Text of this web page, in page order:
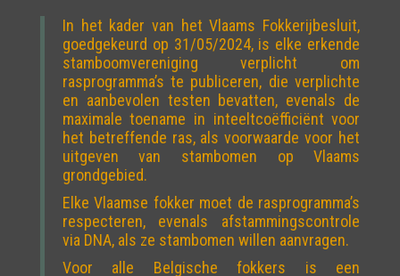
In het kader van het Vlaams Fokkerijbesluit,
goedgekeurd op 31/05/2024, is elke erkende
stamboomvereniging verplicht om
rasprogramma’s te publiceren, die verplichte
en aanbevolen testen bevatten, evenals de
maximale toename in inteeltcoëfficiënt voor
het betreffende ras, als voorwaarde voor het
uitgeven van stambomen op Vlaams
grondgebied.
Elke Vlaamse fokker moet de rasprogramma’s
respecteren, evenals afstammingscontrole
via DNA, als ze stambomen willen aanvragen.
Voor alle Belgische fokkers is een